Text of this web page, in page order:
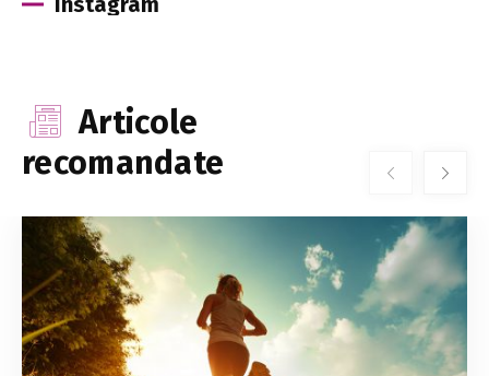
Articole
recomandate